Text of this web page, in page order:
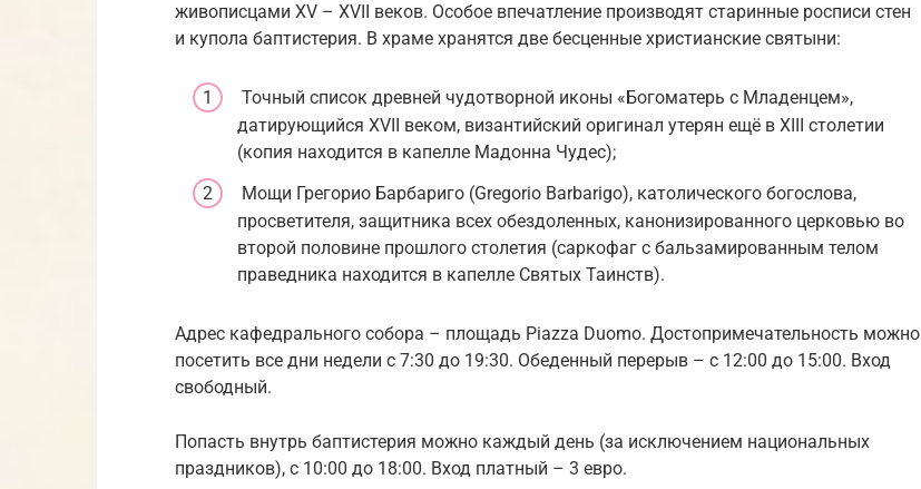
живописцами XV – XVII веков. Особое впечатление производят старинные росписи стен
и купола баптистерия. В храме хранятся две бесценные христианские святыни:
Точный список древней чудотворной иконы «Богоматерь с Младенцем»,
датирующийся XVII веком, византийский оригинал утерян ещё в XIII столетии
(копия находится в капелле Мадонна Чудес);
Мощи Грегорио Барбариго (Gregorio Barbarigo), католического богослова,
просветителя, защитника всех обездоленных, канонизированного церковью во
второй половине прошлого столетия (саркофаг с бальзамированным телом
праведника находится в капелле Святых Таинств).
Адрес кафедрального собора – площадь Piazza Duomo. Достопримечательность можно
посетить все дни недели с 7:30 до 19:30. Обеденный перерыв – с 12:00 до 15:00. Вход
свободный.
Попасть внутрь баптистерия можно каждый день (за исключением национальных
праздников), с 10:00 до 18:00. Вход платный – 3 евро.